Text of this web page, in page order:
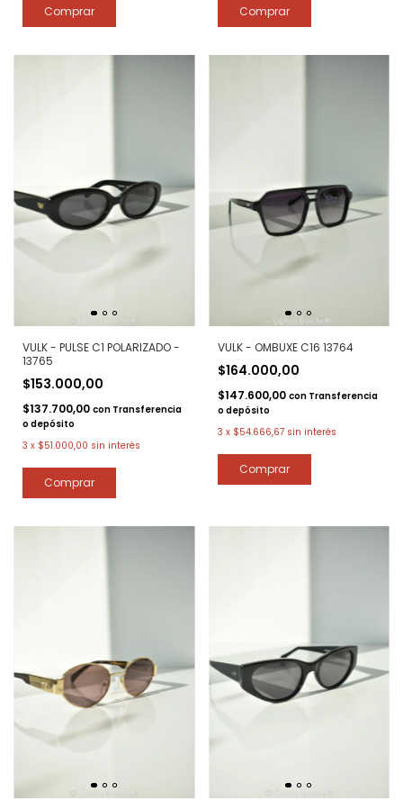
VULK - PULSE C1 POLARIZADO -
13765
$153.000,00
$137.700,00 con Transferencia
o depósito
3 x $51.000,00 sin interés
VULK - OMBUXE C16 13764
$164.000,00
$147.600,00 con Transferencia
o depósito
3 x $54.666,67 sin interés